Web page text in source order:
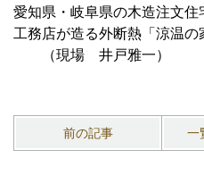
愛知県・岐阜県の木造注文住
工務店が造る外断熱「涼温の
（現場 井戸雅一）
前の記事 一